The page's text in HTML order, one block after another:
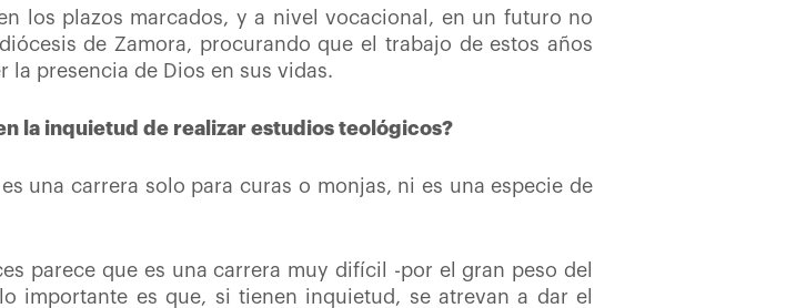
los plazos marcados, y a nivel vocacional, en un futuro no
de Zamora, procurando que el trabajo de estos años
la presencia de Dios en sus vidas.
la inquietud de realizar estudios teológicos?
una carrera solo para curas o monjas, ni es una especie de
parece que es una carrera muy difícil -por el gran peso del
importante es que, si tienen inquietud, se atrevan a dar el